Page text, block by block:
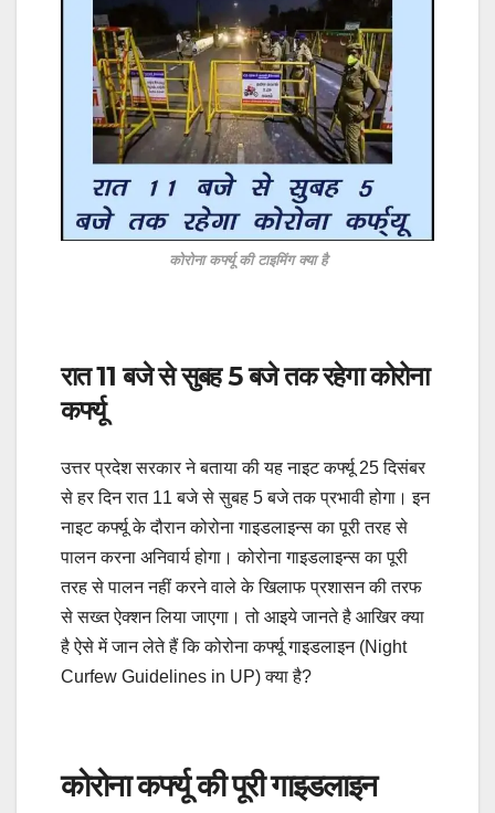
कोरोना कर्फ्यू की टाइमिंग क्या है
रात 11 बजे से सुबह 5 बजे तक रहेगा कोरोना
कर्फ्यू
उत्तर प्रदेश सरकार ने बताया की यह नाइट कर्फ्यू 25 दिसंबर
से हर दिन रात 11 बजे से सुबह 5 बजे तक प्रभावी होगा। इन
नाइट कर्फ्यू के दौरान कोरोना गाइडलाइन्स का पूरी तरह से
पालन करना अनिवार्य होगा। कोरोना गाइडलाइन्स का पूरी
तरह से पालन नहीं करने वाले के खिलाफ प्रशासन की तरफ
से सख्त ऐक्शन लिया जाएगा। तो आइये जानते है आखिर क्या
है ऐसे में जान लेते हैं कि कोरोना कर्फ्यू गाइडलाइन (Night
Curfew Guidelines in UP) क्या है?
कोरोना कर्फ्यू की पूरी गाइडलाइन